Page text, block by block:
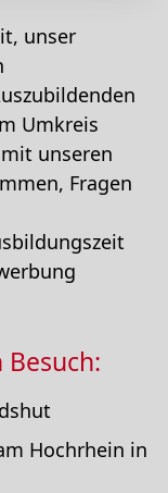
unser
Umkreis
unseren
Fragen
Hochrhein in